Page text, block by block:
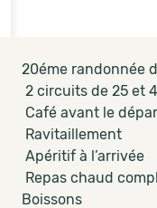
20éme randonnée
2 circuits de 25 et
Café avant le
Ravitaillement
Apéritif à l’arrivée
Repas chaud
Boissons